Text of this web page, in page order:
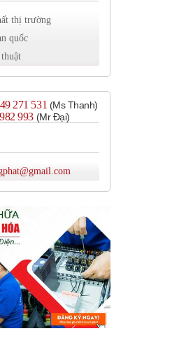
thị trường
quốc
271 531 (Ms Thanh)
993​ (Mr Đại)